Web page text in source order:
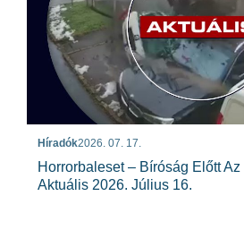
Híradók2026. 07. 17.
Horrorbaleset – Bíróság Előtt
Aktuális 2026. Július 16.